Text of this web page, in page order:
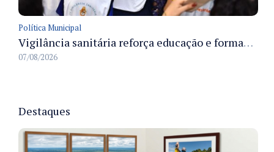
Política Municipal
Vigilância sanitária reforça educação e formação de médicos em Manaus na Semana da Vigilância 2026
07/08/2026
Destaques